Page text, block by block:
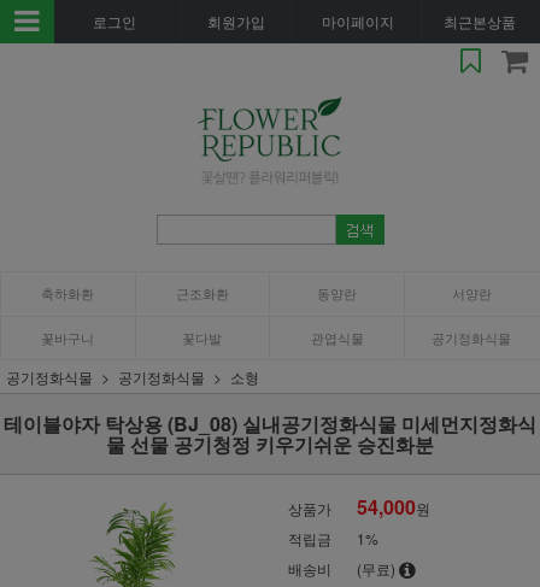
로그인 회원가입 마이페이지 최근본상품
축하화환 근조화환 동양란 서양란
꽃바구니 꽃다발 관엽식물 공기정화식물
공기정화식물 공기정화식물 소형
테이블야자 탁상용 (BJ_08) 실내공기정화식물 미세먼지정화식
물 선물 공기청정 키우기쉬운 승진화분
상품가 54,000원
적립금
1%
배송비
(무료)